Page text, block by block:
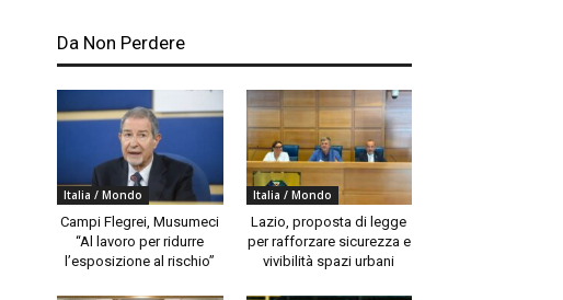
Da Non Perdere
Italia / Mondo
Campi Flegrei, Musumeci
“Al lavoro per ridurre
l’esposizione al rischio”
Italia / Mondo
Lazio, proposta di legge
per rafforzare sicurezza e
vivibilità spazi urbani